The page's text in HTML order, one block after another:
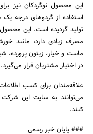
این محصول نوگردکان نیز
استفاده از گردوهای درجه
تولید گردیده است. این
مصرف زیادی دارد، مانند
ماست و خیار، زیتون پرورده،
در اختیار مشتریان قرار می‌گیرد.
علاقه‌مندان برای کسب
می‌توانند به سایت این
کنند.
### پایان خبر رسمی